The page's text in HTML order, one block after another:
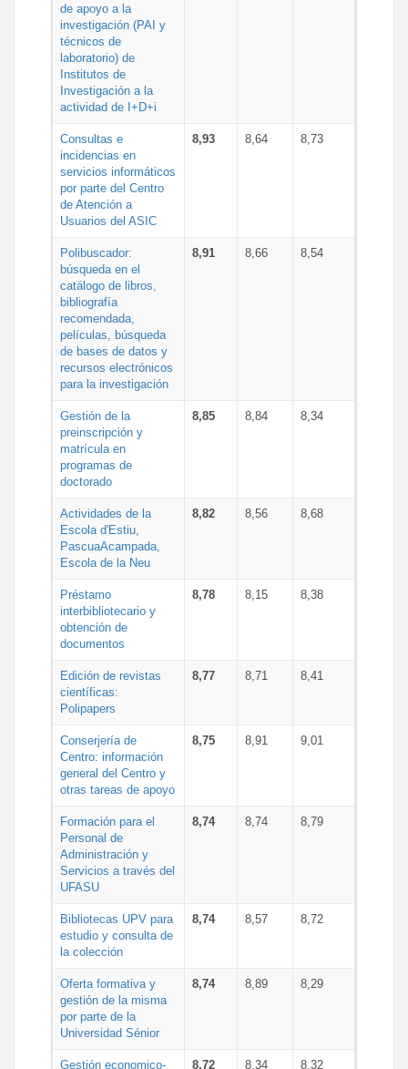
de apoyo a la
investigación (PAI y
técnicos de
laboratorio) de
Institutos de
Investigación a la
actividad de I+D+i
Consultas e
incidencias en
servicios informáticos
por parte del Centro
de Atención a
Usuarios del ASIC
8,93 8,64 8,73
Polibuscador:
búsqueda en el
catálogo de libros,
bibliografía
recomendada,
películas, búsqueda
de bases de datos y
recursos electrónicos
para la investigación
8,91 8,66 8,54
Gestión de la
preinscripción y
matrícula en
programas de
doctorado
8,85 8,84 8,34
Actividades de la
Escola d'Estiu,
PascuaAcampada,
Escola de la Neu
8,82 8,56 8,68
Préstamo
interbibliotecario y
obtención de
documentos
8,78 8,15 8,38
Edición de revistas
científicas:
Polipapers
8,77 8,71 8,41
Conserjería de
Centro: información
general del Centro y
otras tareas de apoyo
8,75 8,91 9,01
Formación para el
Personal de
Administración y
Servicios a través del
UFASU
8,74 8,74 8,79
Bibliotecas UPV para
estudio y consulta de
la colección
8,74 8,57 8,72
Oferta formativa y
gestión de la misma
por parte de la
Universidad Sénior
8,74 8,89 8,29
Gestión economico- 8,72 8,34 8,32